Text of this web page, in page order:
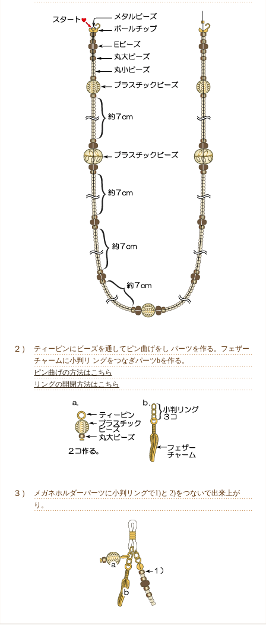
２）
ティーピンにビーズを通してピン曲げをし パーツを作る。フェザー
チャームに小判リ ングをつなぎパーツbを作る。
ピン曲げの方法はこちら
リングの開閉方法はこちら
３）
メガネホルダーパーツに小判リングで1)と 2)をつないで出来上が
り。